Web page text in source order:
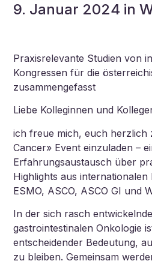
9. Januar 2024 in
Praxisrelevante Studien von
Kongressen für die
zusammengefasst
Liebe Kolleginnen und
ich freue mich, euch herzlich
Cancer» Event einzuladen –
Erfahrungsaustausch über
Highlights aus internationalen
ESMO, ASCO, ASCO GI und
In der sich rasch
gastrointestinalen Onkologie
entscheidender Bedeutung,
zu bleiben. Gemeinsam